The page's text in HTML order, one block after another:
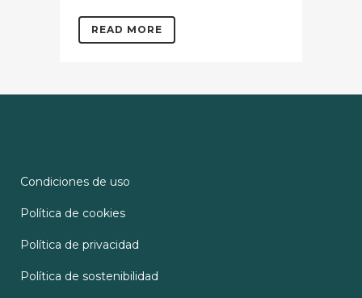
READ MORE
Condiciones de uso
Política de cookies
Política de privacidad
Política de sostenibilidad